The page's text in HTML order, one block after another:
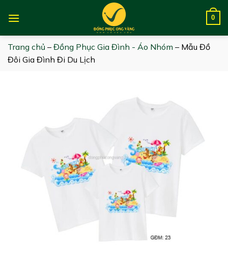
0
Trang chủ – Đồng Phục Gia Đình - Áo Nhóm – Mẫu Đồ
Đôi Gia Đình Đi Du Lịch